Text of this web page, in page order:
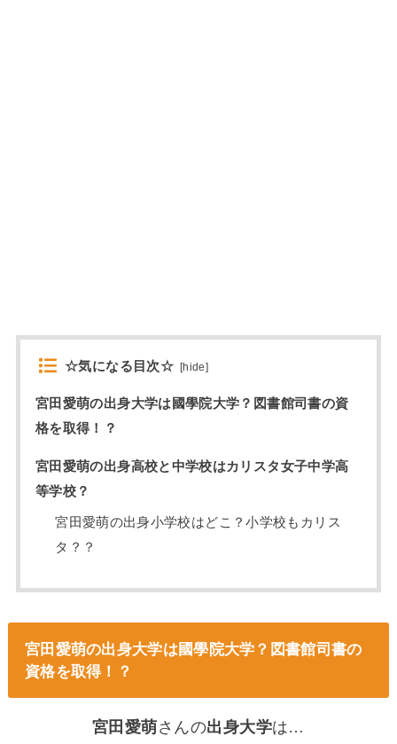
☆気になる目次☆ [hide]
宮田愛萌の出身大学は國學院大学？図書館司書の資
格を取得！？
宮田愛萌の出身高校と中学校はカリスタ女子中学高
等学校？
宮田愛萌の出身小学校はどこ？小学校もカリス
タ？？
宮田愛萌の出身大学は國學院大学？図書館司書の
資格を取得！？
宮田愛萌さんの出身大学は…